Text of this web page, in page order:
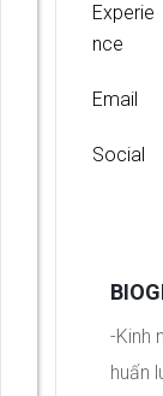
Experie
nce
Email
Social
-Kinh
huấn